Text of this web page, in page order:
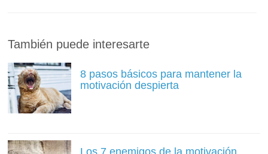
También puede interesarte
8 pasos básicos para mantener la
motivación despierta
Los 7 enemigos de la motivación